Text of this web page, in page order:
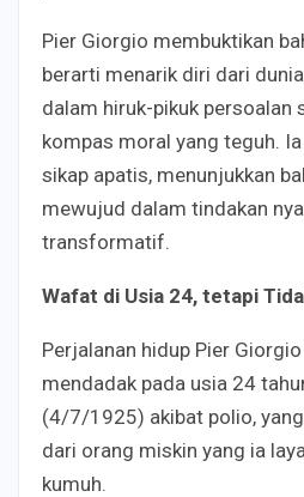
Pier Giorgio membuktikan
berarti menarik diri dari
dalam hiruk-pikuk persoalan
kompas moral yang teguh.
sikap apatis, menunjukkan
mewujud dalam tindakan
transformatif.
Wafat di Usia 24, tetapi
Perjalanan hidup Pier
mendadak pada usia 24
(4/7/1925) akibat polio,
dari orang miskin yang ia
kumuh.